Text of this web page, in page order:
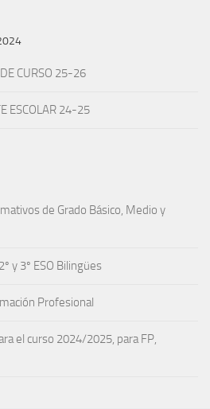
CURSO 25-26
ESCOLAR 24-25
de Grado Básico, Medio y
y 3º ESO Bilingües
Profesional
el curso 2024/2025, para FP,